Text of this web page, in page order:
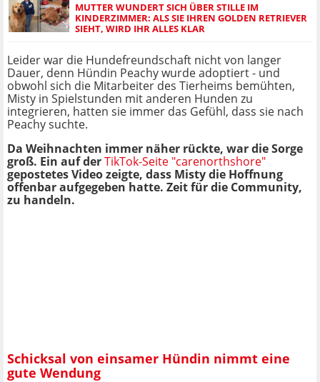
MUTTER WUNDERT SICH ÜBER STILLE IM
KINDERZIMMER: ALS SIE IHREN GOLDEN RETRIEVER
SIEHT, WIRD IHR ALLES KLAR
Leider war die Hundefreundschaft nicht von langer
Dauer, denn Hündin Peachy wurde adoptiert - und
obwohl sich die Mitarbeiter des Tierheims bemühten,
Misty in Spielstunden mit anderen Hunden zu
integrieren, hatten sie immer das Gefühl, dass sie nach
Peachy suchte.
Da Weihnachten immer näher rückte, war die Sorge
groß. Ein auf derTikTok-Seite "carenorthshore"
gepostetes Video zeigte, dass Misty die Hoffnung
offenbar aufgegeben hatte. Zeit für die Community,
zu handeln.
Schicksal von einsamer Hündin nimmt eine
gute Wendung